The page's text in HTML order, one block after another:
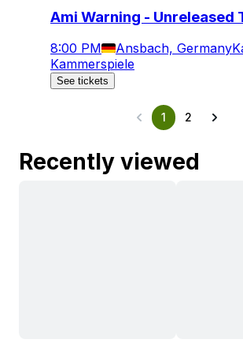
Ami Warning - Unreleased
8:00 PM Ansbach, Germany
Kammerspiele
See tickets
1 2
Recently viewed